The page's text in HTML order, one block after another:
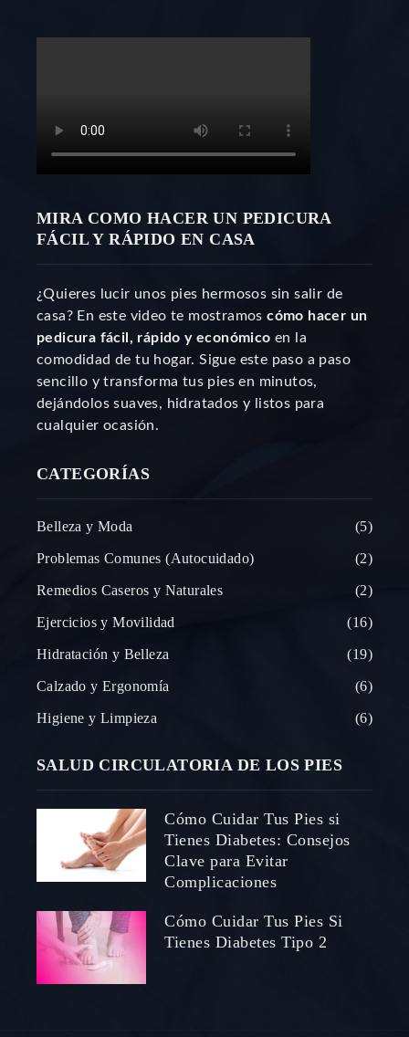
MIRA COMO HACER UN PEDICURA
FÁCIL Y RÁPIDO EN CASA
¿Quieres lucir unos pies hermosos sin salir de
casa? En este video te mostramoscómo hacer un
pedicura fácil, rápido y económico en la
comodidad de tu hogar. Sigue este paso a paso
sencillo y transforma tus pies en minutos,
dejándolos suaves, hidratados y listos para
cualquier ocasión.
CATEGORÍAS
Belleza y Moda 5
Problemas Comunes (Autocuidado) 2
Remedios Caseros y Naturales 2
Ejercicios y Movilidad 16
Hidratación y Belleza 19
Calzado y Ergonomía 6
Higiene y Limpieza 6
SALUD CIRCULATORIA DE LOS PIES
Cómo Cuidar Tus Pies si
Tienes Diabetes: Consejos
Clave para Evitar
Complicaciones
Cómo Cuidar Tus Pies Si
Tienes Diabetes Tipo 2